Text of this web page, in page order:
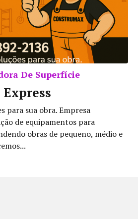
De Superfície
para sua obra. Empresa
de equipamentos para
obras de pequeno, médio e